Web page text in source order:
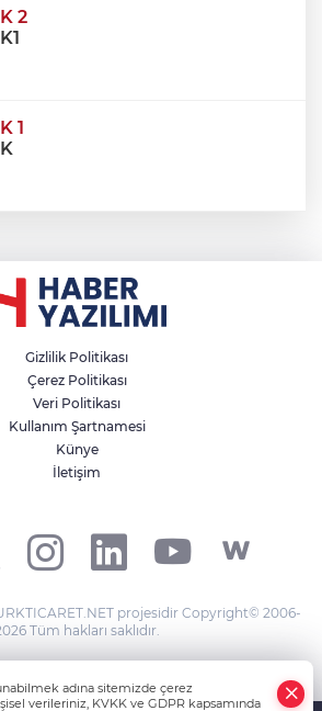
et, faucibus sapien. Praese
2
1
Gizlilik Politikası
Çerez Politikası
Veri Politikası
Kullanım Şartnamesi
Künye
İletişim
projesidir Copyright© 2006-
Tüm hakları saklıdır.
adına sitemizde çerez
verileriniz, KVKK ve GDPR kapsamında